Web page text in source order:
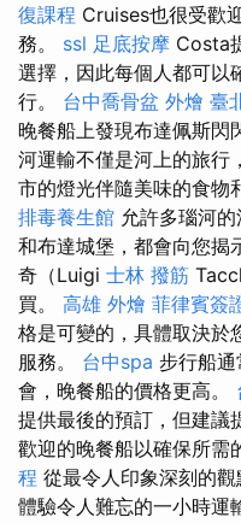
復課程 Cruises也很受歡
務。 ssl 足底按摩 Costa
選擇，因此每個人都可以
行。 台中喬骨盆 外燴 臺
晚餐船上發現布達佩斯閃
河運輸不僅是河上的旅行
市的燈光伴隨美味的食物
排毒養生館 允許多瑙河
和布達城堡，都會向您揭
奇（Luigi 士林 撥筋
買。 高雄 外燴 菲律賓簽
格是可變的，具體取決於
服務。 台中spa 步行船
會，晚餐船的價格更高。
提供最後的預訂，但建議
歡迎的晚餐船以確保所需
程 從最令人印象深刻的
體驗令人難忘的一小時運